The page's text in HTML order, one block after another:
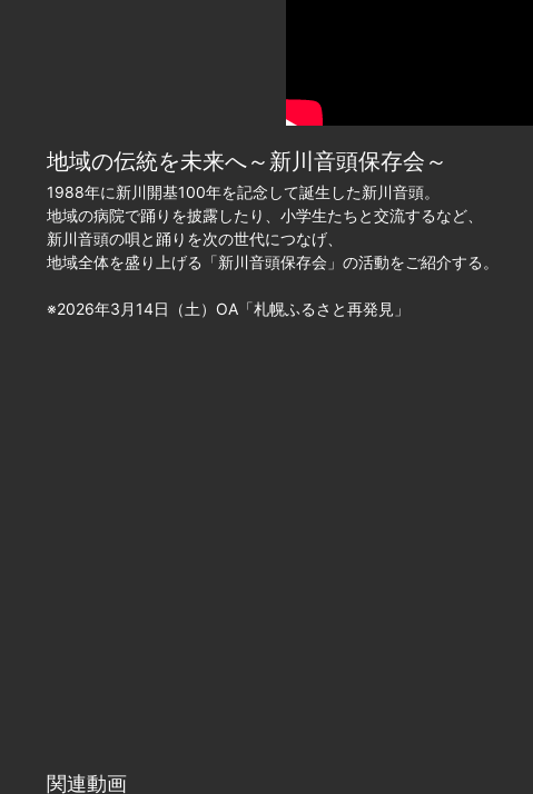
地域の伝統を未来へ～新川音頭保存会～
1988年に新川開基100年を記念して誕生した新川音頭。
地域の病院で踊りを披露したり、小学生たちと交流するなど、
新川音頭の唄と踊りを次の世代につなげ、
地域全体を盛り上げる「新川音頭保存会」の活動をご紹介する。
※2026年3月14日（土）OA「札幌ふるさと再発見」
関連動画